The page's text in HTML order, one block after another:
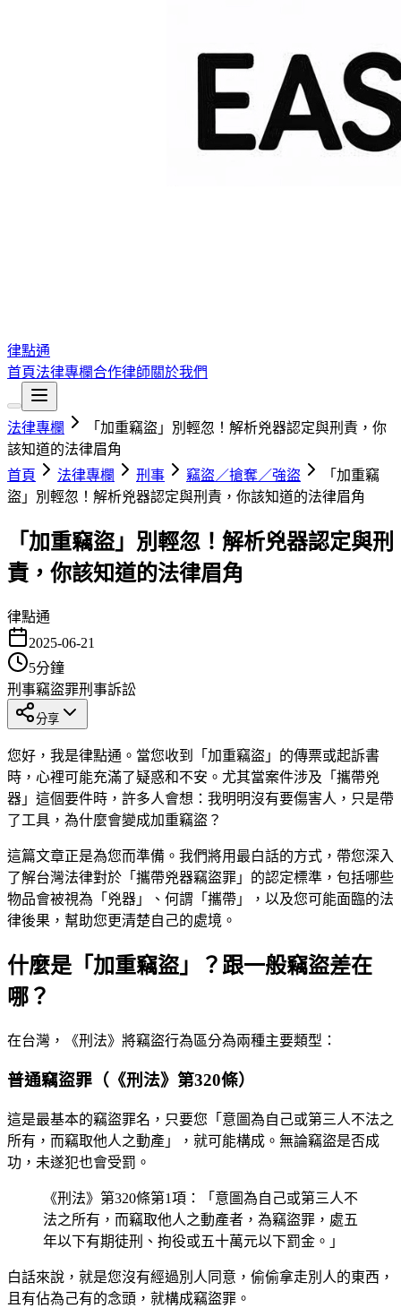
律點通
首頁法律專欄合作律師關於我們
法律專欄
「加重竊盜」別輕忽！解析兇器認定與刑責，你
該知道的法律眉角
首頁
法律專欄 刑事 竊盜／搶奪／強盜
「加重竊
盜」別輕忽！解析兇器認定與刑責，你該知道的法律眉角
「加重竊盜」別輕忽！解析兇器認定與刑
責，你該知道的法律眉角
律點通
2025-06-21
5分鐘
刑事竊盜罪刑事訴訟
分享
您好，我是律點通。當您收到「加重竊盜」的傳票或起訴書
時，心裡可能充滿了疑惑和不安。尤其當案件涉及「攜帶兇
器」這個要件時，許多人會想：我明明沒有要傷害人，只是帶
了工具，為什麼會變成加重竊盜？
這篇文章正是為您而準備。我們將用最白話的方式，帶您深入
了解台灣法律對於「攜帶兇器竊盜罪」的認定標準，包括哪些
物品會被視為「兇器」、何謂「攜帶」，以及您可能面臨的法
律後果，幫助您更清楚自己的處境。
什麼是「加重竊盜」？跟一般竊盜差在
哪？
在台灣，《刑法》將竊盜行為區分為兩種主要類型：
普通竊盜罪（《刑法》第320條）
這是最基本的竊盜罪名，只要您「意圖為自己或第三人不法之
所有，而竊取他人之動產」，就可能構成。無論竊盜是否成
功，未遂犯也會受罰。
《刑法》第320條第1項：「意圖為自己或第三人不
法之所有，而竊取他人之動產者，為竊盜罪，處五
年以下有期徒刑、拘役或五十萬元以下罰金。」
白話來說，就是您沒有經過別人同意，偷偷拿走別人的東西，
且有佔為己有的念頭，就構成竊盜罪。